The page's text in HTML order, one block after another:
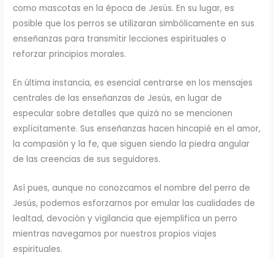
como mascotas en la época de Jesús. En su lugar, es
posible que los perros se utilizaran simbólicamente en sus
enseñanzas para transmitir lecciones espirituales o
reforzar principios morales.
En última instancia, es esencial centrarse en los mensajes
centrales de las enseñanzas de Jesús, en lugar de
especular sobre detalles que quizá no se mencionen
explícitamente. Sus enseñanzas hacen hincapié en el amor,
la compasión y la fe, que siguen siendo la piedra angular
de las creencias de sus seguidores.
Así pues, aunque no conozcamos el nombre del perro de
Jesús, podemos esforzarnos por emular las cualidades de
lealtad, devoción y vigilancia que ejemplifica un perro
mientras navegamos por nuestros propios viajes
espirituales.